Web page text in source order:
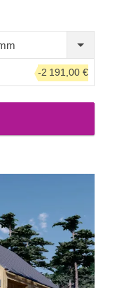
en bois
DIJON pourrait
-2 191,00 €